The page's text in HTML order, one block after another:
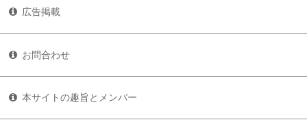
広告掲載
お問合わせ
本サイトの趣旨とメンバー